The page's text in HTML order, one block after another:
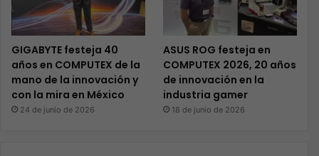
GIGABYTE festeja 40
años en COMPUTEX de la
mano de la innovación y
con la mira en México
24 de junio de 2026
ASUS ROG festeja en
COMPUTEX 2026, 20 años
de innovación en la
industria gamer
18 de junio de 2026